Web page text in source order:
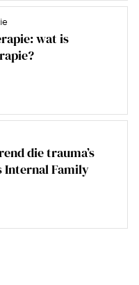
wat is
die trauma’s
Internal Family